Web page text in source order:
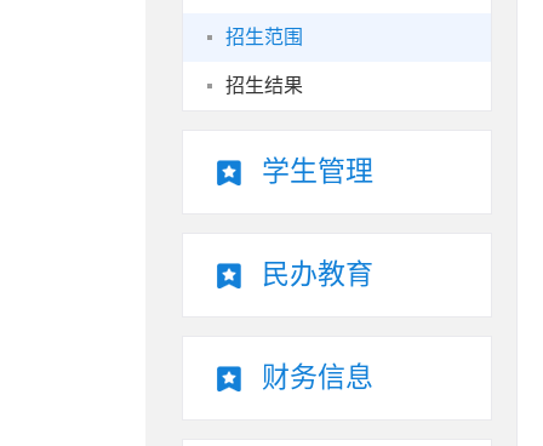
招生范围
招生结果
学生管理
民办教育
财务信息